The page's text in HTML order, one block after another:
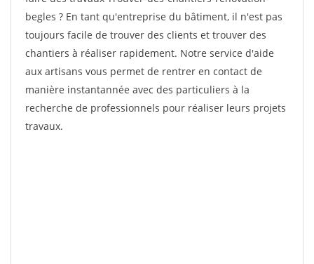
begles ? En tant qu'entreprise du bâtiment, il n'est pas
toujours facile de trouver des clients et trouver des
chantiers à réaliser rapidement. Notre service d'aide
aux artisans vous permet de rentrer en contact de
manière instantannée avec des particuliers à la
recherche de professionnels pour réaliser leurs projets
travaux.